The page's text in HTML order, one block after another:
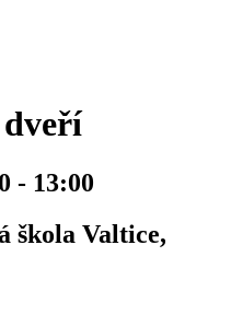
- 13:00
škola Valtice,